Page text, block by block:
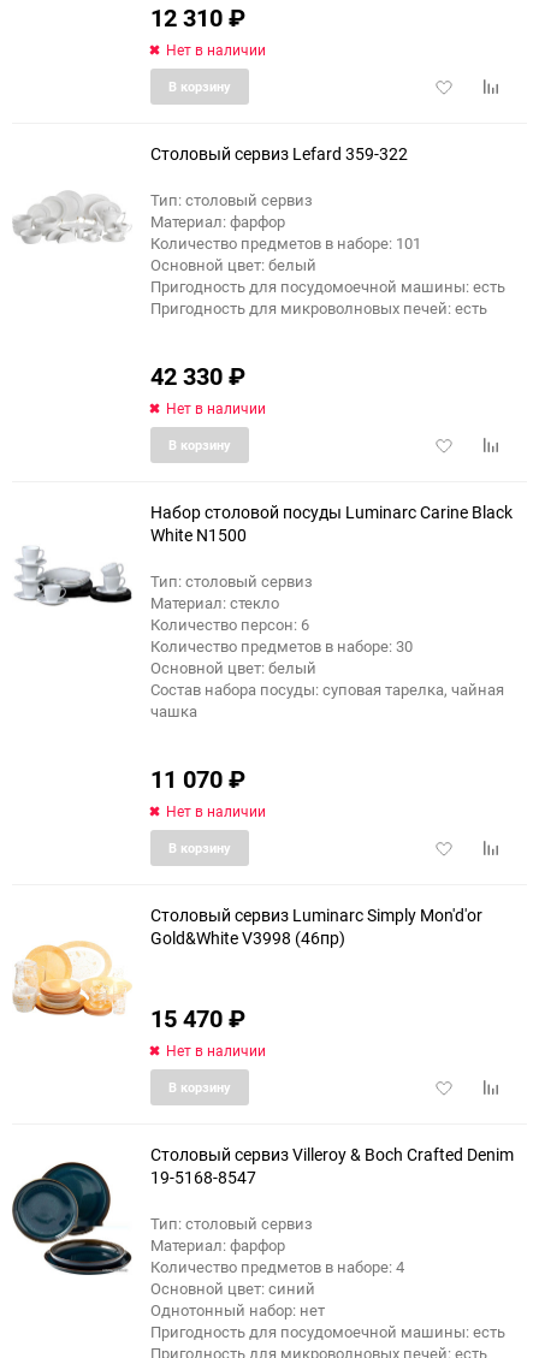
12 310₽
Нет в наличии
Добавить
В корзину
Столовый сервиз Lefard 359-322
Тип: столовый сервиз
Материал: фарфор
Количество предметов в наборе: 101
Основной цвет: белый
Пригодность для посудомоечной машины: есть
Пригодность для микроволновых печей: есть
42 330₽
Нет в наличии
Добавить
В корзину
Набор столовой посуды Luminarc Carine Black
White N1500
Тип: столовый сервиз
Материал: стекло
Количество персон: 6
Количество предметов в наборе: 30
Основной цвет: белый
Состав набора посуды: суповая тарелка, чайная
чашка
11 070₽
Нет в наличии
Добавить
В корзину
Столовый сервиз Luminarc Simply Mon'd'or
Gold&White V3998 (46пр)
15 470₽
Нет в наличии
Добавить
В корзину
Столовый сервиз Villeroy & Boch Crafted Denim
19-5168-8547
Тип: столовый сервиз
Материал: фарфор
Количество предметов в наборе: 4
Основной цвет: синий
Однотонный набор: нет
Пригодность для посудомоечной машины: есть
Пригодность для микроволновых печей: есть